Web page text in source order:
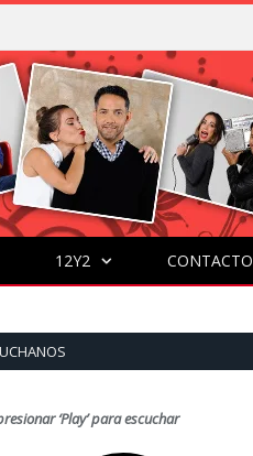
12Y2 CONTACTO
‘Play’ para escuchar